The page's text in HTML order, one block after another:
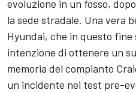
evoluzione in un fosso,
la sede stradale. Una vera
Hyundai, che in questo
intenzione di ottenere un
memoria del compianto
un incidente nei test pre-